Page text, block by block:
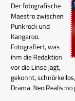
Der fotografische
Maestro zwischen
Punkrock und
Kangaroo.
Fotografiert, was
ihm die Redaktion
vor die Linse jagt,
gekonnt,
Drama. Neo Realismo